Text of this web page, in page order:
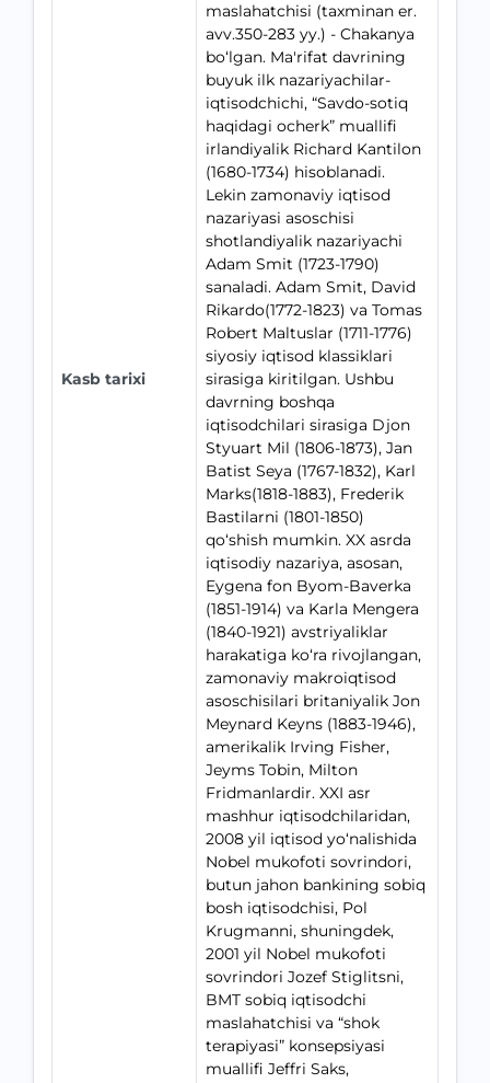
Kasb tarixi
maslahatchisi (taxminan er.
avv.350-283 yy.) - Chakanya
bo‘lgan. Ma'rifat davrining
buyuk ilk nazariyachilar-
iqtisodchichi, “Savdo-sotiq
haqidagi ocherk” muallifi
irlandiyalik Richard Kantilon
(1680-1734) hisoblanadi.
Lekin zamonaviy iqtisod
nazariyasi asoschisi
shotlandiyalik nazariyachi
Adam Smit (1723-1790)
sanaladi. Adam Smit, David
Rikardo(1772-1823) va Tomas
Robert Maltuslar (1711-1776)
siyosiy iqtisod klassiklari
sirasiga kiritilgan. Ushbu
davrning boshqa
iqtisodchilari sirasiga Djon
Styuart Mil (1806-1873), Jan
Batist Seya (1767-1832), Karl
Marks(1818-1883), Frederik
Bastilarni (1801-1850)
qo‘shish mumkin. XX asrda
iqtisodiy nazariya, asosan,
Eygena fon Byom-Baverka
(1851-1914) va Karla Mengera
(1840-1921) avstriyaliklar
harakatiga ko‘ra rivojlangan,
zamonaviy makroiqtisod
asoschisilari britaniyalik Jon
Meynard Keyns (1883-1946),
amerikalik Irving Fisher,
Jeyms Tobin, Milton
Fridmanlardir. XXI asr
mashhur iqtisodchilaridan,
2008 yil iqtisod yo‘nalishida
Nobel mukofoti sovrindori,
butun jahon bankining sobiq
bosh iqtisodchisi, Pol
Krugmanni, shuningdek,
2001 yil Nobel mukofoti
sovrindori Jozef Stiglitsni,
BMT sobiq iqtisodchi
maslahatchisi va “shok
terapiyasi” konsepsiyasi
muallifi Jeffri Saks,